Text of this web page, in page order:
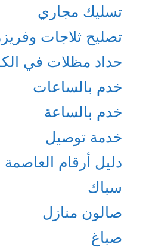
تسليك مجاري
تصليح ثلاجات
حداد مظلات في
خدم بالساعات
خدم بالساعة
خدمة توصيل
دليل أرقام
سباك
صالون منازل
صباغ